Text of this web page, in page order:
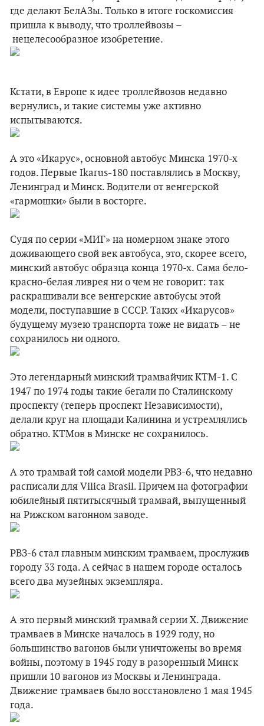
где делают БелАЗы. Только в итоге госкомиссия
пришла к выводу, что троллейвозы –
нецелесообразное изобретение.
Кстати, в Европе к идее троллейвозов недавно
вернулись, и такие системы уже активно
испытываются.
А это «Икарус», основной автобус Минска 1970-х
годов. Первые Ikarus-180 поставлялись в Москву,
Ленинград и Минск. Водители от венгерской
«гармошки» были в восторге.
Судя по серии «МИГ» на номерном знаке этого
доживающего свой век автобуса, это, скорее всего,
минский автобус образца конца 1970-х. Сама бело-
красно-белая ливрея ни о чем не говорит: так
раскрашивали все венгерские автобусы этой
модели, поступавшие в СССР. Таких «Икарусов»
будущему музею транспорта тоже не видать – не
сохранилось ни одного.
Это легендарный минский трамвайчик КТМ-1. С
1947 по 1974 годы такие бегали по Сталинскому
проспекту (теперь проспект Независимости),
делали круг на площади Калинина и устремлялись
обратно. КТМов в Минске не сохранилось.
А это трамвай той самой модели РВЗ-6, что недавно
расписали для Vilica Brasil. Причем на фотографии
юбилейный пятитысячный трамвай, выпущенный
на Рижском вагонном заводе.
РВЗ-6 стал главным минским трамваем, прослужив
городу 33 года. А сейчас в нашем городе осталось
всего два музейных экземпляра.
А это первый минский трамвай серии Х. Движение
трамваев в Минске началось в 1929 году, но
большинство вагонов были уничтожены во время
войны, поэтому в 1945 году в разоренный Минск
пришли 10 вагонов из Москвы и Ленинграда.
Движение трамваев было восстановлено 1 мая 1945
года.